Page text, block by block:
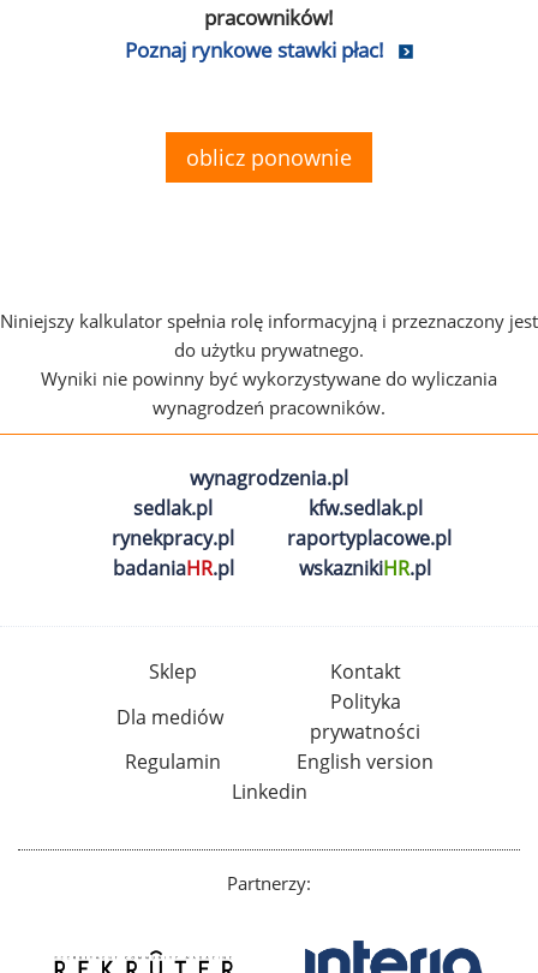
pracowników!
Poznaj rynkowe stawki płac!
oblicz ponownie
Niniejszy kalkulator spełnia rolę informacyjną i przeznaczony jest
do użytku prywatnego.
Wyniki nie powinny być wykorzystywane do wyliczania
wynagrodzeń pracowników.
wynagrodzenia.pl
sedlak.pl
kfw.sedlak.pl
rynekpracy.pl
raportyplacowe.pl
badaniaHR.pl wskaznikiHR.pl
Sklep
Kontakt
Dla mediów
Polityka
prywatności
Regulamin
English version
Linkedin
Partnerzy: